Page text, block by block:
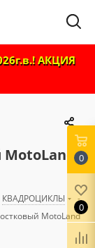
АКЦИЯ
MotoLand
КВАДРОЦИКЛЫ
-
MotoLand
0
0